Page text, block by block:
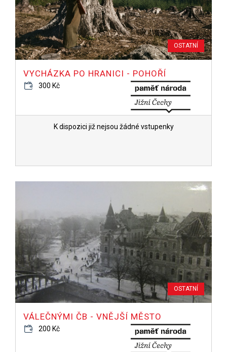
OSTATNÍ
VYCHÁZKA PO HRANICI - POHOŘÍ
300 Kč
K dispozici již nejsou žádné vstupenky
OSTATNÍ
VÁLEČNÝMI ČB - VNĚJŠÍ MĚSTO
200 Kč